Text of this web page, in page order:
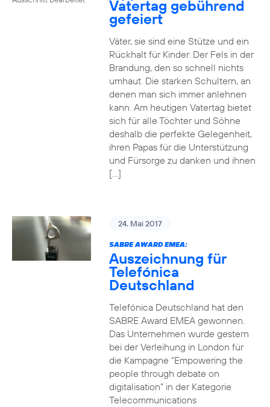
Vatertag gebührend
gefeiert
Väter, sie sind eine Stütze und ein
Rückhalt für Kinder. Der Fels in der
Brandung, den so schnell nichts
umhaut. Die starken Schultern, an
denen man sich immer anlehnen
kann. Am heutigen Vatertag bietet
sich für alle Töchter und Söhne
deshalb die perfekte Gelegenheit,
ihren Papas für die Unterstützung
und Fürsorge zu danken und ihnen
[…]
24. Mai 2017
SABRE AWARD EMEA:
Auszeichnung für
Telefónica
Deutschland
Telefónica Deutschland hat den
SABRE Award EMEA gewonnen.
Das Unternehmen wurde gestern
bei der Verleihung in London für
die Kampagne “Empowering the
people through debate on
digitalisation” in der Kategorie
Telecommunications